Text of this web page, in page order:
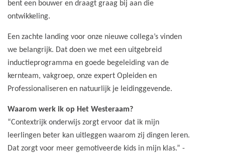
bent een bouwer en draagt graag bij aan die
ontwikkeling.
Een zachte landing voor onze nieuwe collega’s vinden
we belangrijk. Dat doen we met een uitgebreid
inductieprogramma en goede begeleiding van de
kernteam, vakgroep, onze expert Opleiden en
Professionaliseren en natuurlijk je leidinggevende.
Waarom werk ik op Het Westeraam?
“Contextrijk onderwijs zorgt ervoor dat ik mijn
leerlingen beter kan uitleggen waarom zij dingen leren.
Dat zorgt voor meer gemotiveerde kids in mijn klas.” -